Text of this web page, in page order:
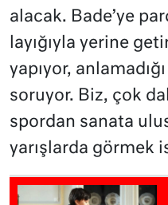
alacak. Bade’ye
layığıyla yerine
yapıyor,
soruyor. Biz, çok
spordan sanata
yarışlarda görmek